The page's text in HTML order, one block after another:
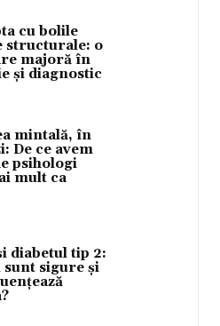
cu bolile
structurale: o
majoră în
și diagnostic
mintală, în
De ce avem
psihologi
mult ca
diabetul tip 2:
sigure și